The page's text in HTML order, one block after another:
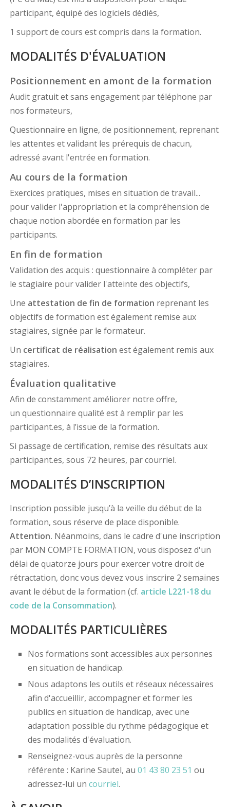
participant, équipé des logiciels dédiés,
1 support de cours est compris dans la formation.
MODALITÉS D'ÉVALUATION
Positionnement en amont de la formation
Audit gratuit et sans engagement par téléphone par
nos formateurs,
Questionnaire en ligne, de positionnement, reprenant
les attentes et validant les prérequis de chacun,
adressé avant l'entrée en formation.
Au cours de la formation
Exercices pratiques, mises en situation de travail...
pour valider l'appropriation et la compréhension de
chaque notion abordée en formation par les
participants.
En fin de formation
Validation des acquis : questionnaire à compléter par
le stagiaire pour valider l'atteinte des objectifs,
Une attestation de fin de formation reprenant les
objectifs de formation est également remise aux
stagiaires, signée par le formateur.
Un certificat de réalisation est également remis aux
stagiaires.
Évaluation qualitative
Afin de constamment améliorer notre offre,
un questionnaire qualité est à remplir par les
participant.es, à l’issue de la formation.
Si passage de certification, remise des résultats aux
participant.es, sous 72 heures, par courriel.
MODALITÉS D’INSCRIPTION
Inscription possible jusqu’à la veille du début de la
formation, sous réserve de place disponible.
Attention. Néanmoins, dans le cadre d'une inscription
par MON COMPTE FORMATION, vous disposez d'un
délai de quatorze jours pour exercer votre droit de
rétractation, donc vous devez vous inscrire 2 semaines
avant le début de la formation (cf. article L221-18 du
code de la Consommation).
MODALITÉS PARTICULIÈRES
Nos formations sont accessibles aux personnes
en situation de handicap.
Nous adaptons les outils et réseaux nécessaires
afin d'accueillir, accompagner et former les
publics en situation de handicap, avec une
adaptation possible du rythme pédagogique et
des modalités d'évaluation.
Renseignez-vous auprès de la personne
référente : Karine Sautel, au 01 43 80 23 51 ou
adressez-lui un courriel.